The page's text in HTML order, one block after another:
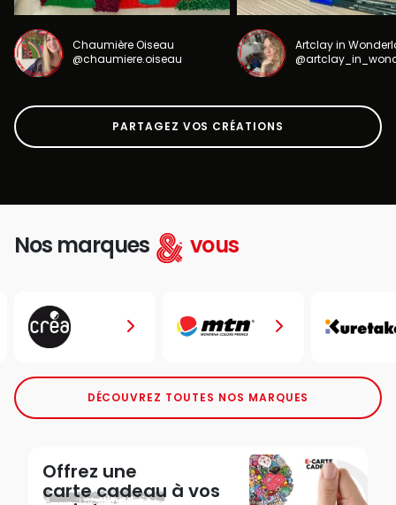
Chaumière Oiseau
@chaumiere.oiseau
Artclay in
PARTAGEZ VOS CRÉATIONS
Nos marques vous
DÉCOUVREZ TOUTES NOS MARQUES
Offrez une
carte cadeau à vos